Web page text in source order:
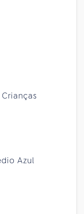
Azul